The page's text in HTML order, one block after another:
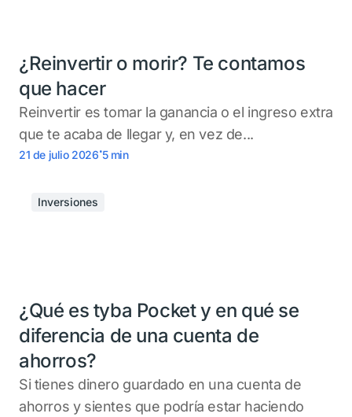
¿Reinvertir o morir? Te contamos
que hacer
Reinvertir es tomar la ganancia o el ingreso extra
que te acaba de llegar y, en vez de...
21 de julio 2026.5 min
Inversiones
¿Qué es tyba Pocket y en qué se
diferencia de una cuenta de
ahorros?
Si tienes dinero guardado en una cuenta de
ahorros y sientes que podría estar haciendo